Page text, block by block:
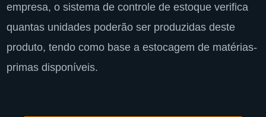
empresa, o sistema de controle de estoque verifica
quantas unidades poderão ser produzidas deste
produto, tendo como base a estocagem de matérias-
primas disponíveis.